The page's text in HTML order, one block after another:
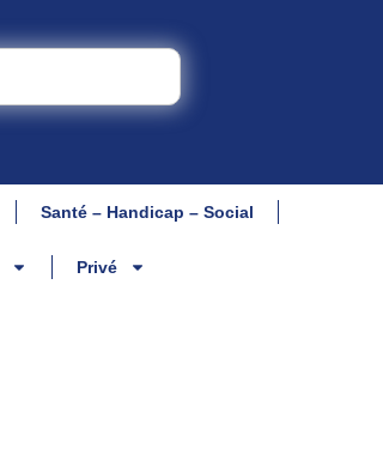
Santé – Handicap – Social
Privé